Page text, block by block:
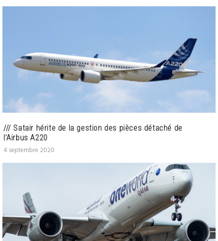
/// Satair hérite de la gestion des pièces détaché de
l’Airbus A220
4 septembre 2020